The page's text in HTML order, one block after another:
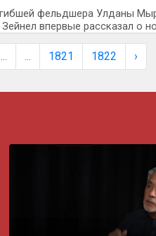
фельдшера Улданы
впервые рассказал о
... ... 1821 1822 ›